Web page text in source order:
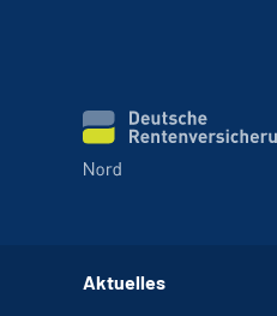
Aktuelles